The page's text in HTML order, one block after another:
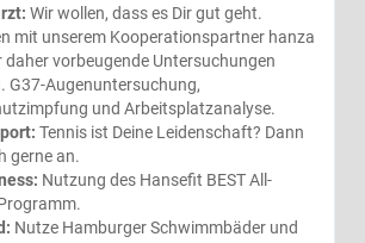
Wir wollen, dass es Dir gut geht.
mit unserem Kooperationspartner hanza
daher vorbeugende Untersuchungen
G37-Augenuntersuchung,
und Arbeitsplatzanalyse.
Tennis ist Deine Leidenschaft? Dann
gerne an.
Nutzung des Hansefit BEST All-
Nutze Hamburger Schwimmbäder und